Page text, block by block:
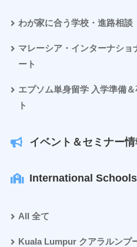
わが家に合う学校・進路相談
マレーシア・インターナシ
ート
エプソム単身留学 入学準備
ト
イベント＆セミナー情
International Schools
All 全て
Kuala Lumpur クアラルンプ